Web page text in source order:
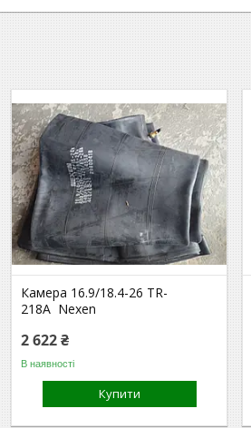
Камера 16.9/18.4-26 TR-
218A Nexen
2 622 ₴
В наявності
Купити